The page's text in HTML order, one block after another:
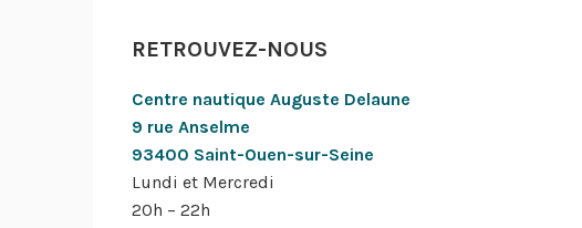
RETROUVEZ-NOUS
Centre nautique Auguste Delaune
9 rue Anselme
93400 Saint-Ouen-sur-Seine
Lundi et Mercredi
20h – 22h